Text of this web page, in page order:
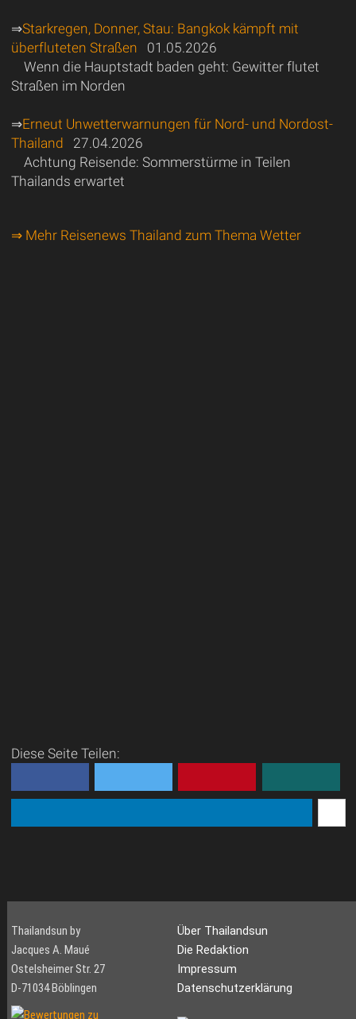
⇒Starkregen, Donner, Stau: Bangkok kämpft mit
überfluteten Straßen 01.05.2026
Wenn die Hauptstadt baden geht: Gewitter flutet
Straßen im Norden
⇒Erneut Unwetterwarnungen für Nord- und Nordost-
Thailand 27.04.2026
Achtung Reisende: Sommerstürme in Teilen
Thailands erwartet
⇒ Mehr Reisenews Thailand zum Thema Wetter
Diese Seite Teilen:
Thailandsun by
Jacques A. Maué
Ostelsheimer Str. 27
D-71034 Böblingen
Über Thailandsun
Die Redaktion
Impressum
Datenschutzerklärung